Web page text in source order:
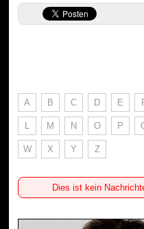
A B C D E
L M N O P
W X Y Z
Dies ist kein